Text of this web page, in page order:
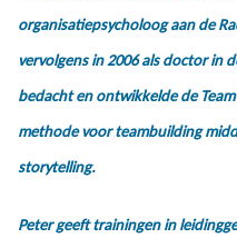
organisatiepsycholoog aan de
vervolgens in 2006 als doctor in
bedacht en ontwikkelde de
methode voor teambuilding
storytelling.
Peter geeft trainingen in